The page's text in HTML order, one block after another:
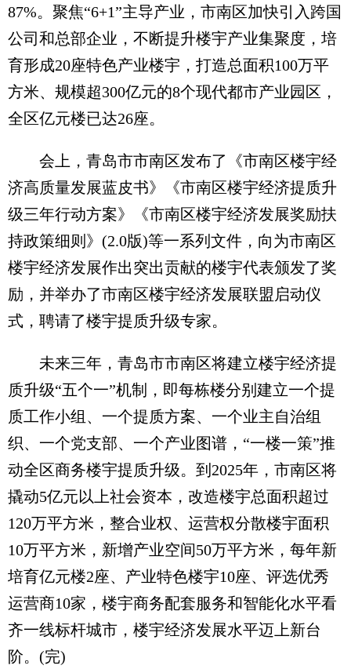
87%。聚焦“6+1”主导产业，市南区加快引入跨国
公司和总部企业，不断提升楼宇产业集聚度，培
育形成20座特色产业楼宇，打造总面积100万平
方米、规模超300亿元的8个现代都市产业园区，
全区亿元楼已达26座。
会上，青岛市市南区发布了《市南区楼宇经
济高质量发展蓝皮书》《市南区楼宇经济提质升
级三年行动方案》《市南区楼宇经济发展奖励扶
持政策细则》(2.0版)等一系列文件，向为市南区
楼宇经济发展作出突出贡献的楼宇代表颁发了奖
励，并举办了市南区楼宇经济发展联盟启动仪
式，聘请了楼宇提质升级专家。
未来三年，青岛市市南区将建立楼宇经济提
质升级“五个一”机制，即每栋楼分别建立一个提
质工作小组、一个提质方案、一个业主自治组
织、一个党支部、一个产业图谱，“一楼一策”推
动全区商务楼宇提质升级。到2025年，市南区将
撬动5亿元以上社会资本，改造楼宇总面积超过
120万平方米，整合业权、运营权分散楼宇面积
10万平方米，新增产业空间50万平方米，每年新
培育亿元楼2座、产业特色楼宇10座、评选优秀
运营商10家，楼宇商务配套服务和智能化水平看
齐一线标杆城市，楼宇经济发展水平迈上新台
阶。(完)